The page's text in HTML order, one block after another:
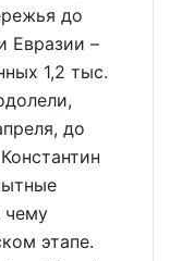
до
Евразии –
1,2 тыс.
до
чему
этапе.